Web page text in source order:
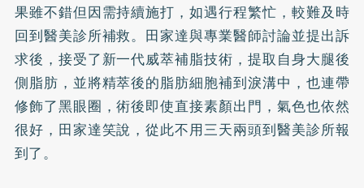
果雖不錯但因需持續施打，如遇行程繁忙，較難及時
回到醫美診所補救。田家達與專業醫師討論並提出訴
求後，接受了新一代威萃補脂技術，提取自身大腿後
側脂肪，並將精萃後的脂肪細胞補到淚溝中，也連帶
修飾了黑眼圈，術後即使直接素顏出門，氣色也依然
很好，田家達笑說，從此不用三天兩頭到醫美診所報
到了。